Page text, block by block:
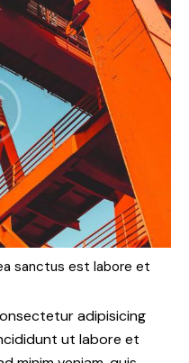
sanctus est labore et
adipisicing
ut labore et